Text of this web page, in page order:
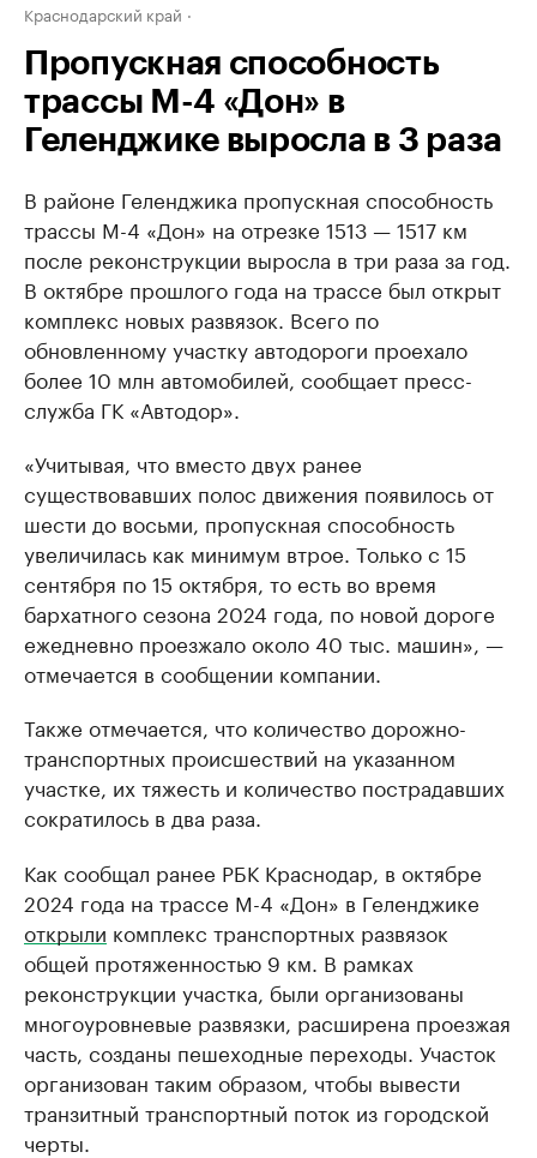
Краснодарский край
Пропускная способность
трассы М-4 «Дон» в
Геленджике выросла в 3 раза
В районе Геленджика пропускная способность
трассы М-4 «Дон» на отрезке 1513 — 1517 км
после реконструкции выросла в три раза за год.
В октябре прошлого года на трассе был открыт
комплекс новых развязок. Всего по
обновленному участку автодороги проехало
более 10 млн автомобилей, сообщает пресс-
служба ГК «Автодор».
«Учитывая, что вместо двух ранее
существовавших полос движения появилось от
шести до восьми, пропускная способность
увеличилась как минимум втрое. Только с 15
сентября по 15 октября, то есть во время
бархатного сезона 2024 года, по новой дороге
ежедневно проезжало около 40 тыс. машин», —
отмечается в сообщении компании.
Также отмечается, что количество дорожно-
транспортных происшествий на указанном
участке, их тяжесть и количество пострадавших
сократилось в два раза.
Как сообщал ранее РБК Краснодар, в октябре
2024 года на трассе М-4 «Дон» в Геленджике
открыли комплекс транспортных развязок
общей протяженностью 9 км. В рамках
реконструкции участка, были организованы
многоуровневые развязки, расширена проезжая
часть, созданы пешеходные переходы. Участок
организован таким образом, чтобы вывести
транзитный транспортный поток из городской
черты.